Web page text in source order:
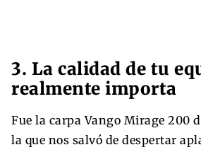
3. La calidad de tu
realmente importa
Fue la carpa Vango Mirage 200
la que nos salvó de despertar